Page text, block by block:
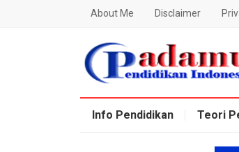
About Me Disclaimer
Blog Padamu
Info Pendidikan
Teori